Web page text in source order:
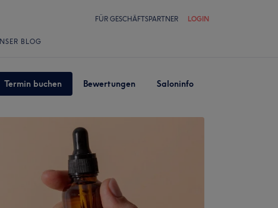
FÜR GESCHÄFTSPARTNER LOGIN
BLOG
Termin buchen Bewertungen Saloninfo